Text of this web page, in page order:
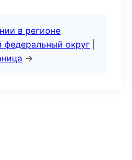
в регионе
федеральный округ
→